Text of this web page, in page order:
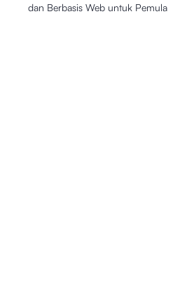
dan Berbasis Web untuk Pemula